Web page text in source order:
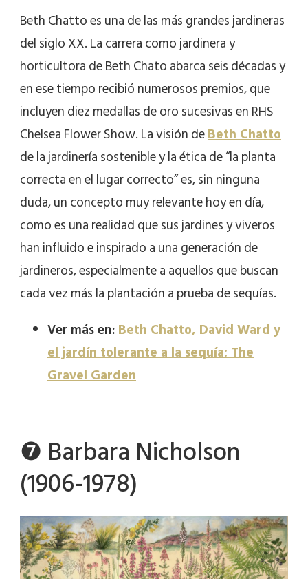
Beth Chatto es una de las más grandes jardineras
del siglo XX. La carrera como jardinera y
horticultora de Beth Chato abarca seis décadas y
en ese tiempo recibió numerosos premios, que
incluyen diez medallas de oro sucesivas en RHS
Chelsea Flower Show. La visión deBeth Chatto
de la jardinería sostenible y la ética de “la planta
correcta en el lugar correcto” es, sin ninguna
duda, un concepto muy relevante hoy en día,
como es una realidad que sus jardines y viveros
han influido e inspirado a una generación de
jardineros, especialmente a aquellos que buscan
cada vez más la plantación a prueba de sequías.
Ver más en:Beth Chatto, David Ward y
el jardín tolerante a la sequía: The
Gravel Garden
❼ Barbara Nicholson
(1906-1978)